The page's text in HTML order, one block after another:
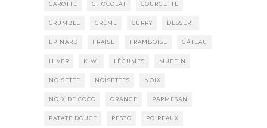
CAROTTE CHOCOLAT COURGETTE
CRUMBLE CRÈME CURRY DESSERT
EPINARD FRAISE FRAMBOISE GÂTEAU
HIVER KIWI LÉGUMES MUFFIN
NOISETTE NOISETTES NOIX
NOIX DE COCO ORANGE PARMESAN
PATATE DOUCE PESTO POIREAUX